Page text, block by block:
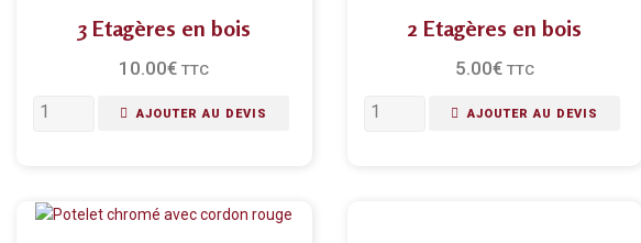
3 Etagères en bois
10.00€ TTC
AJOUTER AU DEVIS
2 Etagères en bois
5.00€ TTC
AJOUTER AU DEVIS